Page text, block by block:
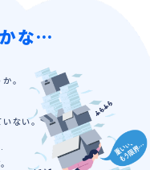
な…
。
いない。